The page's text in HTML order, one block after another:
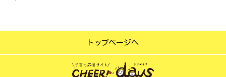
トップページへ